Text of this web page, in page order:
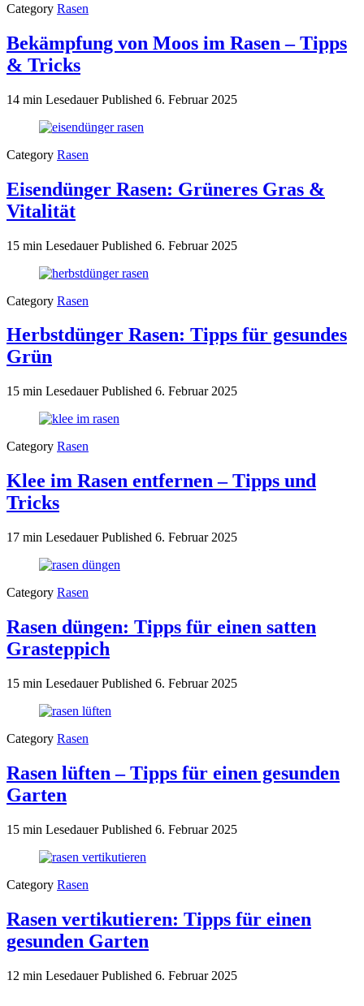
Category Rasen
Bekämpfung von Moos im Rasen – Tipps
& Tricks
14 min LesedauerPublished 6. Februar 2025
Category Rasen
Eisendünger Rasen: Grüneres Gras &
Vitalität
15 min LesedauerPublished 6. Februar 2025
Category Rasen
Herbstdünger Rasen: Tipps für gesundes
Grün
15 min LesedauerPublished 6. Februar 2025
Category Rasen
Klee im Rasen entfernen – Tipps und
Tricks
17 min LesedauerPublished 6. Februar 2025
Category Rasen
Rasen düngen: Tipps für einen satten
Grasteppich
15 min LesedauerPublished 6. Februar 2025
Category Rasen
Rasen lüften – Tipps für einen gesunden
Garten
15 min LesedauerPublished 6. Februar 2025
Category Rasen
Rasen vertikutieren: Tipps für einen
gesunden Garten
12 min LesedauerPublished 6. Februar 2025